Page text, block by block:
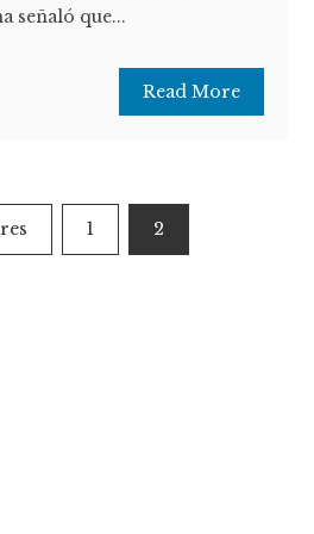
señaló que...
Read More
1 2